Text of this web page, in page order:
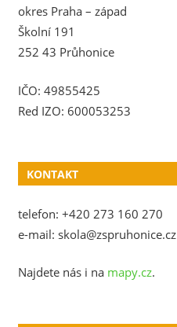
okres Praha – západ
Školní 191
252 43 Průhonice
IČO: 49855425
Red IZO: 600053253
KONTAKT
telefon: +420 273 160 270
e-mail: skola@zspruhonice.cz
Najdete nás i na mapy.cz.